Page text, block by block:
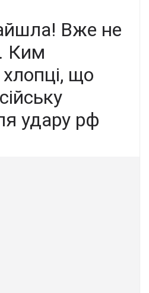
Вжe нe
Ким
що
удaру pф